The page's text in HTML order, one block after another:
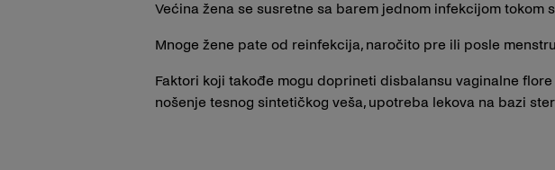
Većina žena se susretne sa barem jednom infekcijom tokom
Mnoge žene pate od reinfekcija, naročito pre ili posle
Faktori koji takođe mogu doprineti disbalansu vaginalne
nošenje tesnog sintetičkog veša, upotreba lekova na bazi